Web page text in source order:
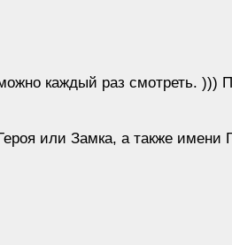
каждый раз смотреть. )))
или Замка, а также имени